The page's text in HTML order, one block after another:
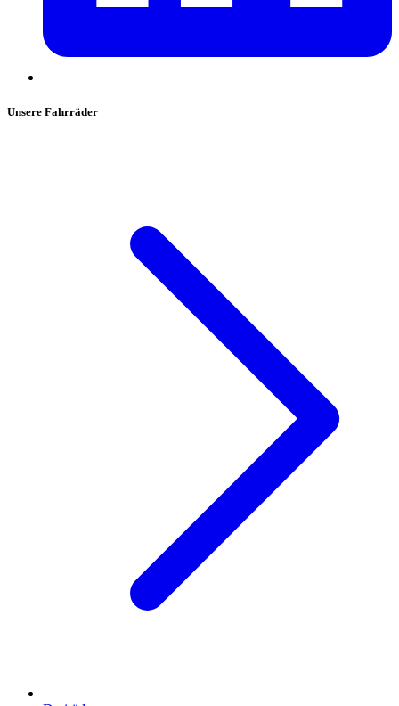
Unsere Fahrräder